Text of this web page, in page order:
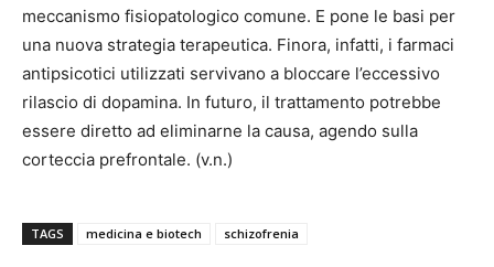
meccanismo fisiopatologico comune. E pone le basi per
una nuova strategia terapeutica. Finora, infatti, i farmaci
antipsicotici utilizzati servivano a bloccare l’eccessivo
rilascio di dopamina. In futuro, il trattamento potrebbe
essere diretto ad eliminarne la causa, agendo sulla
corteccia prefrontale. (v.n.)
TAGS medicina e biotech schizofrenia